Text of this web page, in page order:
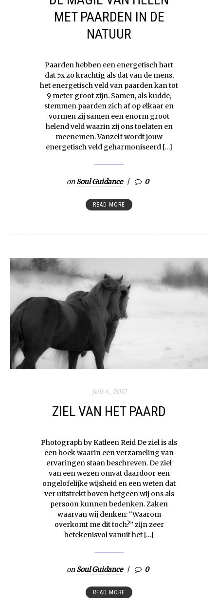
MET PAARDEN IN DE
NATUUR
Paarden hebben een energetisch hart
dat 5x zo krachtig als dat van de mens,
het energetisch veld van paarden kan tot
9 meter groot zijn. Samen, als kudde,
stemmen paarden zich af op elkaar en
vormen zij samen een enorm groot
helend veld waarin zij ons toelaten en
meenemen. Vanzelf wordt jouw
energetisch veld geharmoniseerd […]
onSoul Guidance 0
READ MORE
juli 4, 2017
ZIEL VAN HET PAARD
Photograph by Katleen Reid De ziel is als
een boek waarin een verzameling van
ervaringen staan beschreven. De ziel
van een wezen omvat daardoor een
ongelofelijke wijsheid en een weten dat
ver uitstrekt boven hetgeen wij ons als
persoon kunnen bedenken. Zaken
waarvan wij denken: “Waarom
overkomt me dit toch?” zijn zeer
betekenisvol vanuit het […]
onSoul Guidance 0
READ MORE